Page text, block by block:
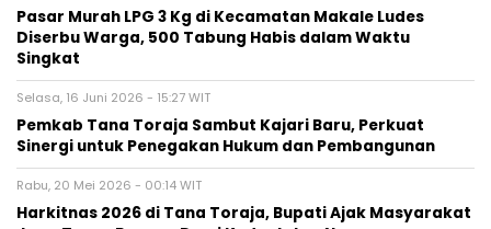
Pasar Murah LPG 3 Kg di Kecamatan Makale Ludes
Diserbu Warga, 500 Tabung Habis dalam Waktu
Singkat
Selasa, 16 Juni 2026 - 15:27 WIT
Pemkab Tana Toraja Sambut Kajari Baru, Perkuat
Sinergi untuk Penegakan Hukum dan Pembangunan
Rabu, 20 Mei 2026 - 00:14 WIT
Harkitnas 2026 di Tana Toraja, Bupati Ajak Masyarakat